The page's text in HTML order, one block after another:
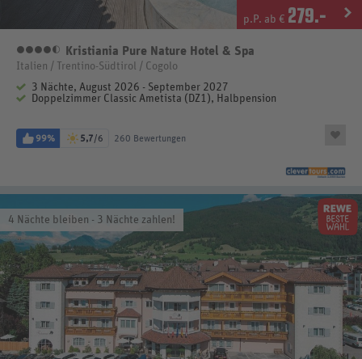
p.P. ab € 279.-
4,5 Sterne
Kristiania Pure Nature Hotel & Spa
Italien / Trentino-Südtirol / Cogolo
3 Nächte, August 2026 - September 2027
Doppelzimmer Classic Ametista (DZ1), Halbpension
99% 5,7/6 260 Bewertungen
4 Nächte bleiben - 3 Nächte zahlen!